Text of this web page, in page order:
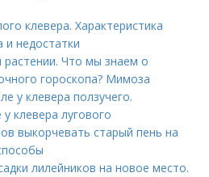
клевера. Характеристика
и недостатки
Что мы знаем о
гороскопа? Мимоза
у клевера ползучего.
клевера лугового
выкорчевать старый пень на
лилейников на новое место.